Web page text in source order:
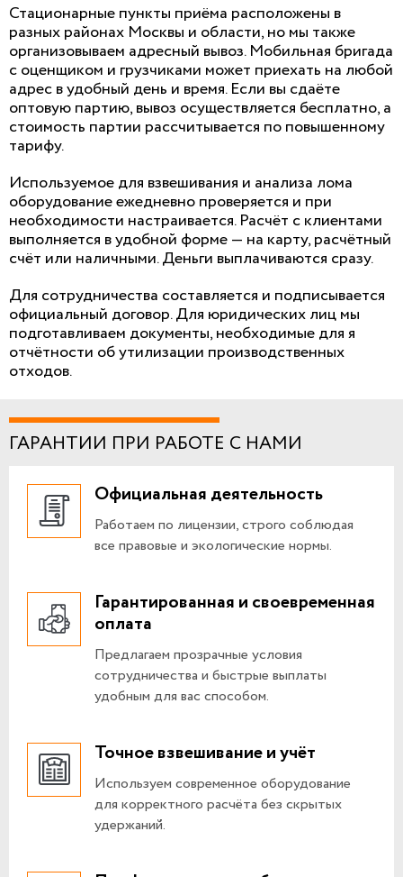
Стационарные пункты приёма расположены в
разных районах Москвы и области, но мы также
организовываем адресный вывоз. Мобильная бригада
с оценщиком и грузчиками может приехать на любой
адрес в удобный день и время. Если вы сдаёте
оптовую партию, вывоз осуществляется бесплатно, а
стоимость партии рассчитывается по повышенному
тарифу.
Используемое для взвешивания и анализа лома
оборудование ежедневно проверяется и при
необходимости настраивается. Расчёт с клиентами
выполняется в удобной форме — на карту, расчётный
счёт или наличными. Деньги выплачиваются сразу.
Для сотрудничества составляется и подписывается
официальный договор. Для юридических лиц мы
подготавливаем документы, необходимые для я
отчётности об утилизации производственных
отходов.
ГАРАНТИИ ПРИ РАБОТЕ С НАМИ
Официальная деятельность
Работаем по лицензии, строго соблюдая
все правовые и экологические нормы.
Гарантированная и своевременная
оплата
Предлагаем прозрачные условия
сотрудничества и быстрые выплаты
удобным для вас способом.
Точное взвешивание и учёт
Используем современное оборудование
для корректного расчёта без скрытых
удержаний.